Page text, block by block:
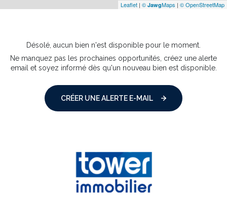
Leaflet | © JawgMaps | © OpenStreetMap
Désolé, aucun bien n'est disponible pour le moment.
Ne manquez pas les prochaines opportunités, créez une alerte
email et soyez informé dès qu'un nouveau bien est disponible.
CRÉER UNE ALERTE E-MAIL